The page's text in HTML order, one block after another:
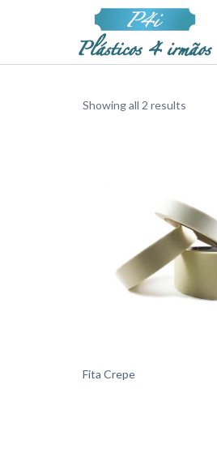
Showing all 2 results
Fita Crepe